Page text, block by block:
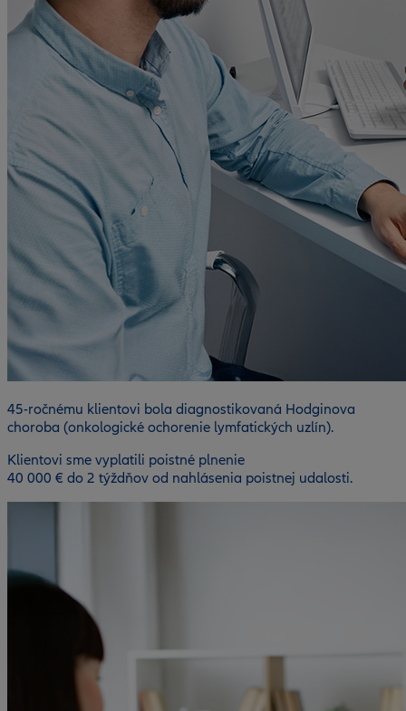
45-ročnému klientovi bola diagnostikovaná Hodginova
choroba (onkologické ochorenie lymfatických uzlín).
Klientovi sme vyplatili poistné plnenie
40 000 € do 2 týždňov od nahlásenia poistnej udalosti.